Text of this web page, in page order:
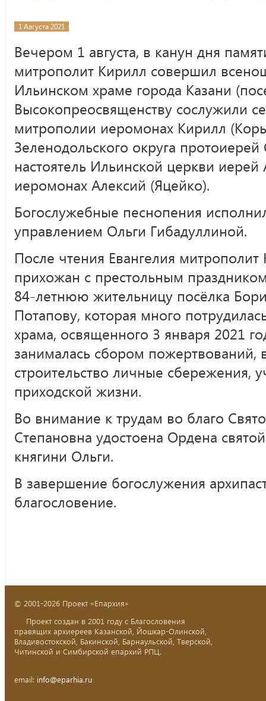
1 Августа 2021
Вечером 1 августа, в канун дня
митрополит Кирилл совершил
Ильинском храме города Казани
Высокопреосвященству сослужили
митрополии иеромонах Кирилл
Зеленодольского округа
настоятель Ильинской церкви
иеромонах Алексий (Яцейко).
Богослужебные песнопения
управлением Ольги Гибадуллиной.
После чтения Евангелия
прихожан с престольным
84-летнюю жительницу посёлка
Потапову, которая много
храма, освященного 3 января 2021
занималась сбором пожертвований,
строительство личные сбережения,
приходской жизни.
Во внимание к трудам во благо
Степановна удостоена Ордена
княгини Ольги.
В завершение богослужения
благословение.
© 2001-2026 Проект «Епархия»
Проект создан в 2001 году с Благословения
правящих архиереев Казанской, Йошкар-Олинской,
Владивостокской, Бакинской, Барнаульской, Тверской,
Читинской и Симбирской епархий РПЦ.
email: info@eparhia.ru